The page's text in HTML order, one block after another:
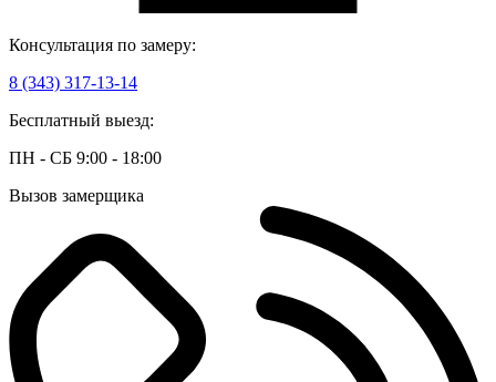
Консультация по замеру:
8 (343) 317-13-14
Бесплатный выезд:
ПН - СБ 9:00 - 18:00
Вызов замерщика